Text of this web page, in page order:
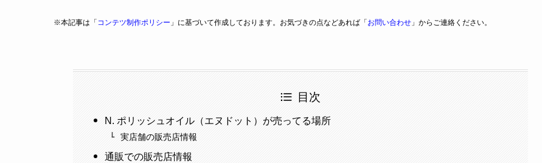
※本記事は「 コンテツ制作ポリシー 」に基づいて作成しております。お気づきの点などあれば「 お問い合わせ 」からご連絡ください。
目次
N. ポリッシュオイル（エヌドット）が売ってる場所
実店舗の販売店情報
通販での販売店情報